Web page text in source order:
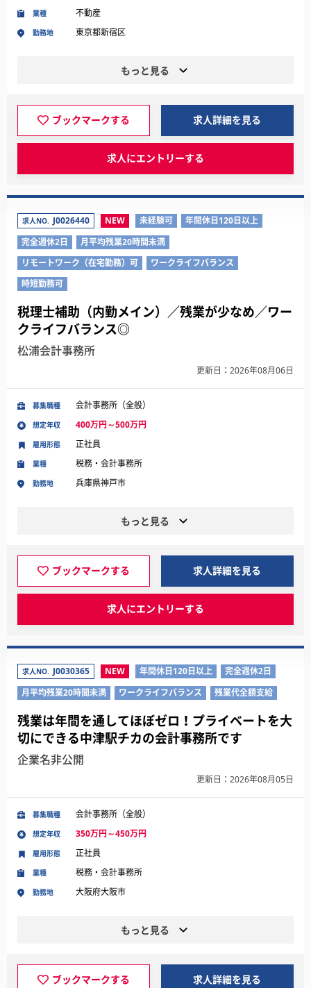
業種 不動産
勤務地 東京都新宿区
もっと見る
ブックマークする 求人詳細を見る
求人にエントリーする
求人NO. J0026440 NEW 未経験可
年間休日120日以上
完全週休2日
月平均残業20時間未満
リモートワーク（在宅勤務）可
ワークライフバランス
時短勤務可
税理士補助（内勤メイン）／残業が少なめ／ワー
クライフバランス◎
松浦会計事務所
更新日：2026年08月06日
募集職種 会計事務所（全般）
想定年収 400万円～500万円
業種 税務・会計事務所
勤務地 兵庫県神戸市
雇用形態 正社員
もっと見る
ブックマークする 求人詳細を見る
求人にエントリーする
求人NO. J0030365 NEW 年間休日120日以上
完全週休2日
月平均残業20時間未満
ワークライフバランス 残業代全額支給
残業は年間を通してほぼゼロ！プライベートを大
切にできる中津駅チカの会計事務所です
企業名非公開
更新日：2026年08月05日
募集職種 会計事務所（全般）
想定年収 350万円～450万円
業種 税務・会計事務所
勤務地 大阪府大阪市
雇用形態 正社員
もっと見る
ブックマークする 求人詳細を見る